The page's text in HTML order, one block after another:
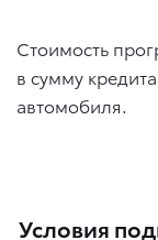
Стоимость
в сумму
автомобиля.
Условия